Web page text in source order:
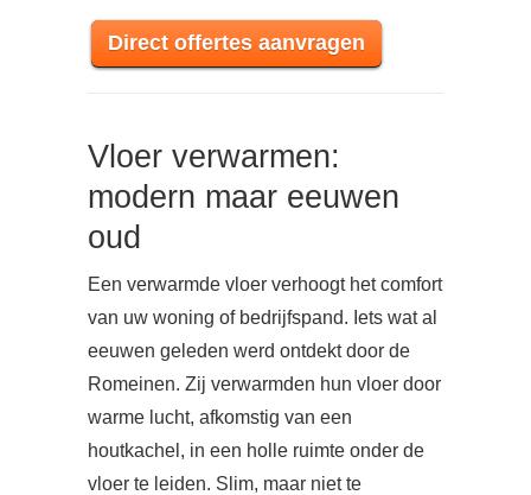
Direct offertes aanvragen
Vloer verwarmen:
modern maar eeuwen
oud
Een verwarmde vloer verhoogt het comfort
van uw woning of bedrijfspand. Iets wat al
eeuwen geleden werd ontdekt door de
Romeinen. Zij verwarmden hun vloer door
warme lucht, afkomstig van een
houtkachel, in een holle ruimte onder de
vloer te leiden. Slim, maar niet te